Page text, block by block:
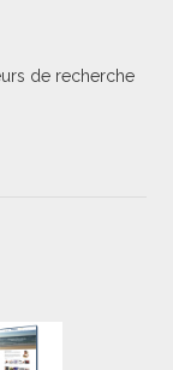
de recherche